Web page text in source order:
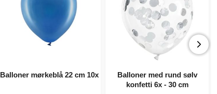
Balloner mørkeblå 22 cm 10x
Balloner med rund sølv
konfetti 6x - 30 cm